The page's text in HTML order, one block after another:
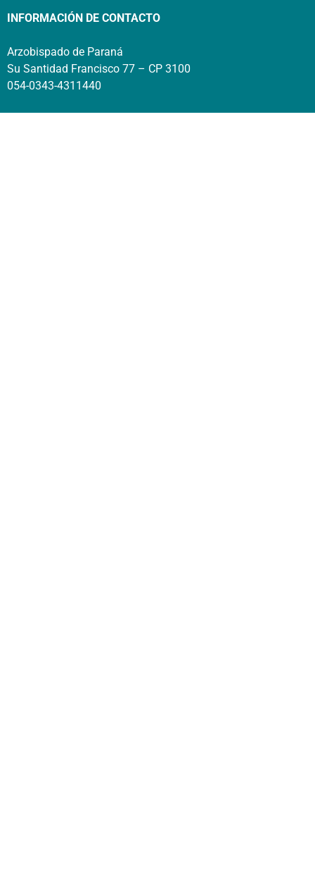
INFORMACIÓN DE CONTACTO
Arzobispado de Paraná
Su Santidad Francisco 77 – CP 3100
054-0343-4311440